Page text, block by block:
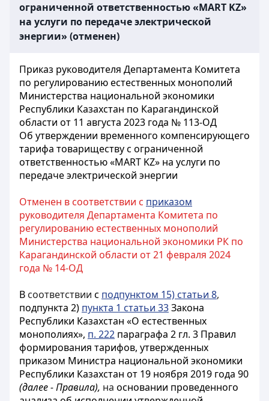
ограниченной ответственностью «MART KZ»
на услуги по передаче электрической
энергии» (отменен)
Приказ руководителя Департамента Комитета
по регулированию естественных монополий
Министерства национальной экономики
Республики Казахстан по Карагандинской
области от 11 августа 2023 года № 113-ОД
Об утверждении временного компенсирующего
тарифа товариществу с ограниченной
ответственностью «MART KZ» на услуги по
передаче электрической энергии
Отменен в соответствии с приказом
руководителя Департамента Комитета по
регулированию естественных монополий
Министерства национальной экономики РК по
Карагандинской области от 21 февраля 2024
года № 14-ОД
В соответствии с подпунктом 15) статьи 8,
подпункта 2) пункта 1 статьи 33Закона
Республики Казахстан «О естественных
монополиях», п. 222 параграфа 2 гл. 3 Правил
формирования тарифов, утвержденных
приказом Министра национальной экономики
Республики Казахстан от 19 ноября 2019 года 90
(далее - Правила), на основании проведенного